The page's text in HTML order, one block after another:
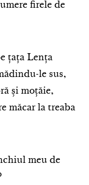
firele de
țața Lența
le sus,
și moțăie,
măcar la treaba
meu de